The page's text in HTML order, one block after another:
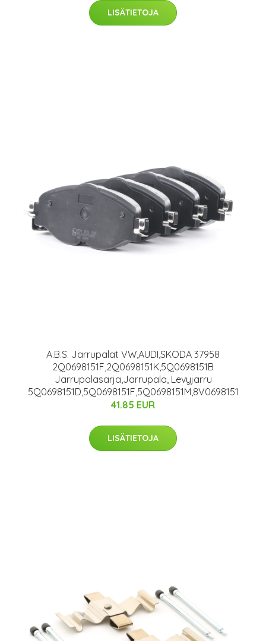
LISÄTIETOJA
A.B.S. Jarrupalat VW,AUDI,SKODA 37958
2Q0698151F,2Q0698151K,5Q0698151B
Jarrupalasarja,Jarrupala, Levyjarru
5Q0698151D,5Q0698151F,5Q0698151M,8V0698151
41.85 EUR
LISÄTIETOJA